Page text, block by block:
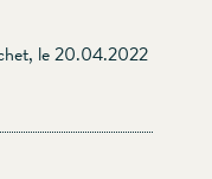
le 20.04.2022